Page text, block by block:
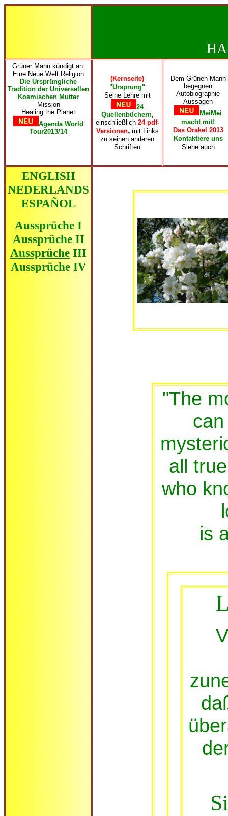
Grüner Mann kündigt an:
Eine Neue Welt Religion
Die Ursprüngliche
Tradition der Universellen
Kosmischen Mutter
Mission
Healing the Planet
Agenda World
Tour2013/14
(Kernseite)
"Ursprung"
Seine Lehre mit
24
Quellenbüchern,
einschließlich 24 pdf-
Versionen, mit Links
zu seinen anderen
Schriften
Dem Grünen Mann
begegnen
Autobiographie
Aussagen
MeiMei
macht mit!
Das Orakel 2013
Kontaktiere uns
Siehe auch
ENGLISH
NEDERLANDS
ESPAÑOL
Aussprüche I
Aussprüche II
Aussprüche III
Aussprüche IV
"The
all
who
is